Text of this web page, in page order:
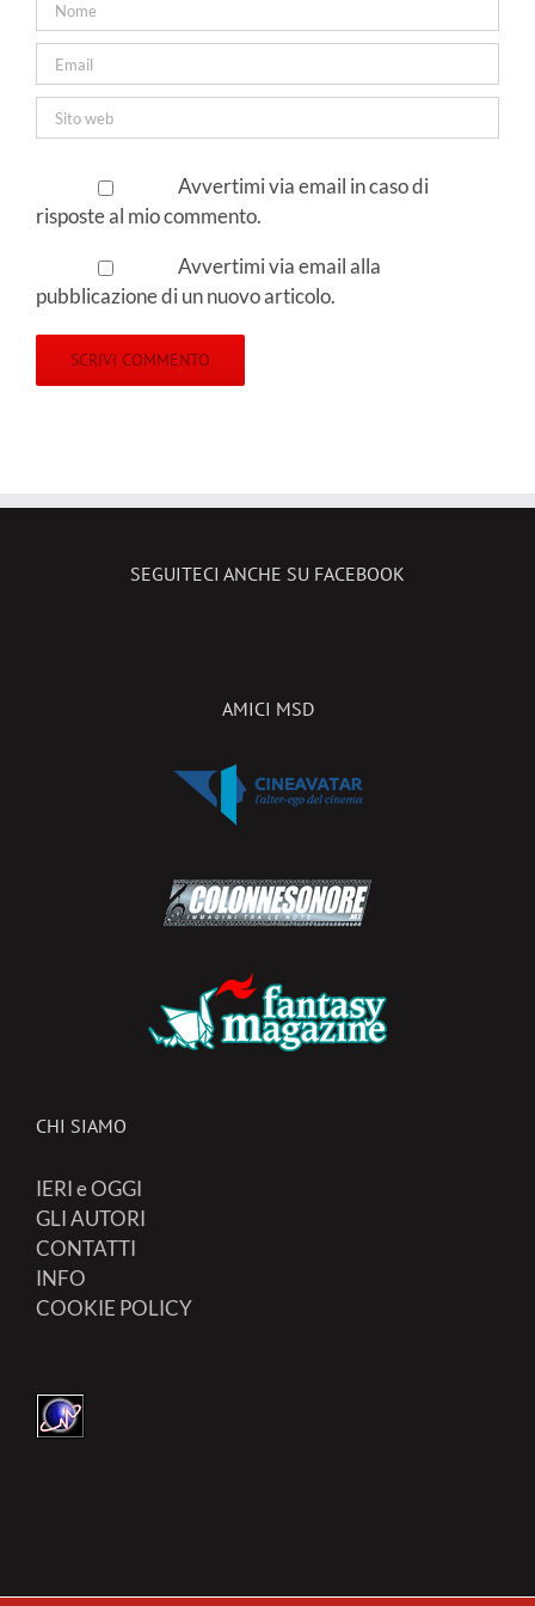
Avvertimi via email in caso di
risposte al mio commento.
Avvertimi via email alla
pubblicazione di un nuovo articolo.
SEGUITECI ANCHE SU FACEBOOK
AMICI MSD
CHI SIAMO
IERI e OGGI
GLI AUTORI
CONTATTI
INFO
COOKIE POLICY